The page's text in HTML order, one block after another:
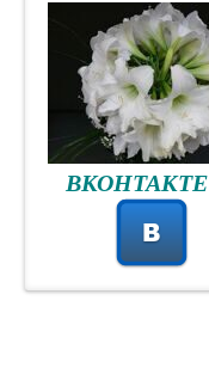
ВКОНТАКТЕ